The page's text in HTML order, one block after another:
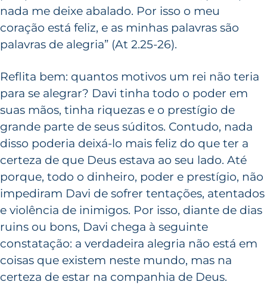
nada me deixe abalado. Por isso o meu
coração está feliz, e as minhas palavras são
palavras de alegria” (At 2.25-26).
Reflita bem: quantos motivos um rei não teria
para se alegrar? Davi tinha todo o poder em
suas mãos, tinha riquezas e o prestígio de
grande parte de seus súditos. Contudo, nada
disso poderia deixá-lo mais feliz do que ter a
certeza de que Deus estava ao seu lado. Até
porque, todo o dinheiro, poder e prestígio, não
impediram Davi de sofrer tentações, atentados
e violência de inimigos. Por isso, diante de dias
ruins ou bons, Davi chega à seguinte
constatação: a verdadeira alegria não está em
coisas que existem neste mundo, mas na
certeza de estar na companhia de Deus.